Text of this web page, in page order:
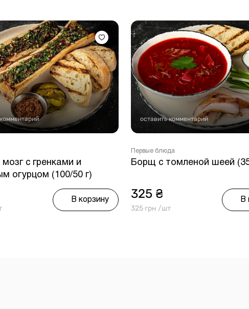
с гренками и
огурцом (100/50 г)
В корзину
оставить комментарий
Первые блюда
Борщ с томленой шеей
325 ₴
325 грн /шт
В